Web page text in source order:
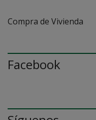
Compra de Vivienda
Facebook